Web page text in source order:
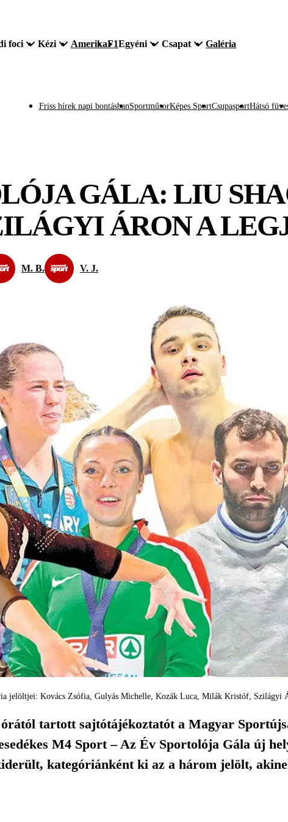
foci Kézi AmerikaF1Egyéni Csapat Galéria
Friss hírek napi bontásbanSportműsorKépes SportCsupasportHátsó
GÁLA: LIU
ÁRON A
M. B. V. J.
jelöltjei: Kovács Zsófia, Gulyás Michelle, Kozák Luca, Milák Kristóf, Szilágyi
órától tartott sajtótájékoztatót a Magyar
M4 Sport – Az Év Sportolója Gála új
kategóriánként ki az a három jelölt,